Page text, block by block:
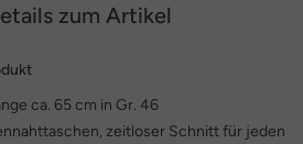
zum Artikel
ca. 65 cm in Gr. 46
zeitloser Schnitt für jeden